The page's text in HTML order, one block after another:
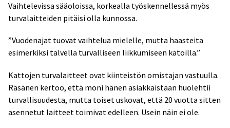
Vaihtelevissa sääoloissa, korkealla työskennellessä myös
turvalaitteiden pitäisi olla kunnossa.
”Vuodenajat tuovat vaihtelua mielelle, mutta haasteita
esimerkiksi talvella turvalliseen liikkumiseen katoilla.”
Kattojen turvalaitteet ovat kiinteistön omistajan vastuulla.
Räsänen kertoo, että moni hänen asiakkaistaan huolehtii
turvallisuudesta, mutta toiset uskovat, että 20 vuotta sitten
asennetut laitteet toimivat edelleen. Usein näin ei ole.